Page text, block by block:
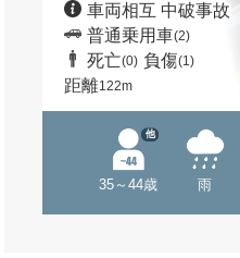
車両相互 中破事故
普通乗用車(2)
死亡(0) 負傷(1)
距離122m
35～44歳
他
雨